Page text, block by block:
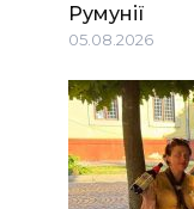
Румунії
05.08.2026